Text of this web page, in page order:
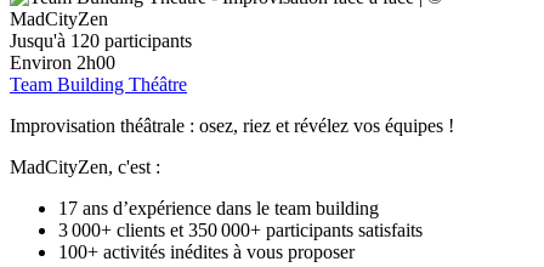
Jusqu'à 120 participants
Environ 2h00
Team Building Théâtre
Improvisation théâtrale : osez, riez et révélez vos équipes !
MadCityZen, c'est :
17 ans d’expérience dans le team building
3 000+ clients et 350 000+ participants satisfaits
100+ activités inédites à vous proposer